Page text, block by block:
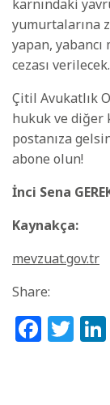
karnındaki
yumurtalarına
yapan,
cezası verilecek.
Çitil Avukatlık
hukuk ve diğer
postanıza
abone olun!
İnci Sena
Kaynakça:
mevzuat.gov.tr
Share: